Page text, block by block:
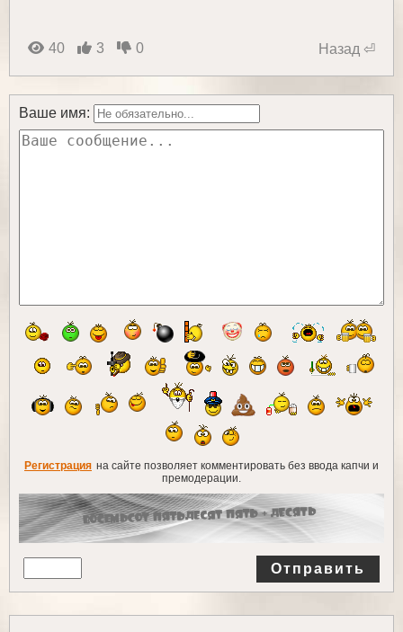
40 3 0 Назад ⏎
Ваше имя:
Регистрация на сайте позволяет комментировать без ввода капчи и
премодерации.
Отправить